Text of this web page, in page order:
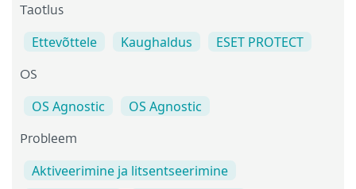
Taotlus
Ettevõttele Kaughaldus ESET PROTECT
OS
OS Agnostic OS Agnostic
Probleem
Aktiveerimine ja litsentseerimine